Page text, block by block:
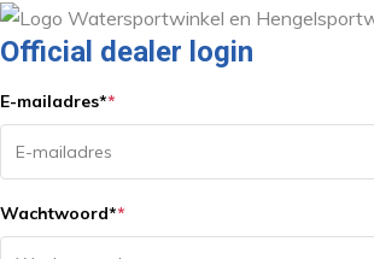
Official dealer login
E-mailadres**
Wachtwoord**